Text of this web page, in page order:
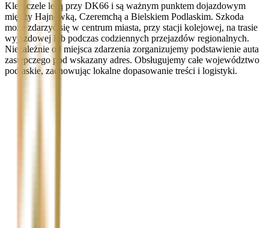
Kleszczele leżą przy DK66 i są ważnym punktem dojazdowym
między Hajnówką, Czeremchą a Bielskiem Podlaskim. Szkoda
może zdarzyć się w centrum miasta, przy stacji kolejowej, na trasie
wyjazdowej lub podczas codziennych przejazdów regionalnych.
Niezależnie od miejsca zdarzenia zorganizujemy podstawienie auta
zastępczego pod wskazany adres. Obsługujemy całe województwo
podlaskie, zachowując lokalne dopasowanie treści i logistyki.